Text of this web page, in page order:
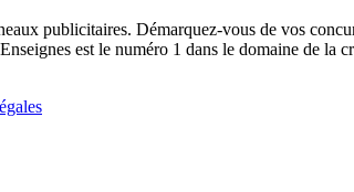
publicitaires. Démarquez-vous de vos
est le numéro 1 dans le domaine de la